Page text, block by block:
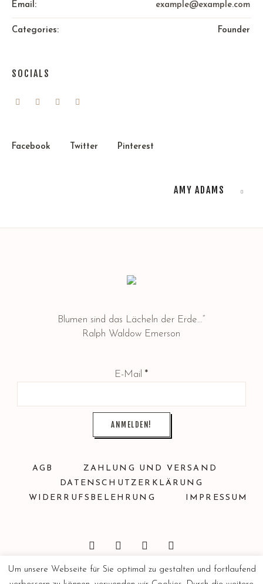
Email: example@example.com
Categories: Founder
SOCIALS
Facebook Twitter Pinterest
AMY ADAMS
Blumen sind das Lächeln der Erde…”
Ralph Waldow Emerson
E-Mail*
AGB
ZAHLUNG UND VERSAND
DATENSCHUTZERKLÄRUNG
WIDERRUFSBELEHRUNG
IMPRESSUM
Um unsere Webseite für Sie optimal zu gestalten und fortlaufend